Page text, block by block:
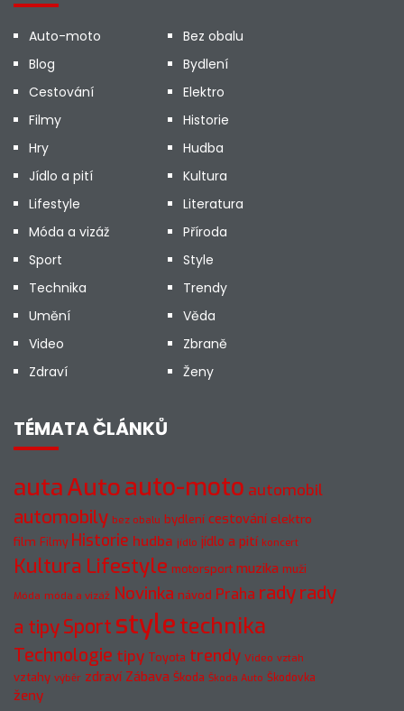
Auto-moto
Bez obalu
Blog
Bydlení
Cestování
Elektro
Filmy
Historie
Hry
Hudba
Jídlo a pití
Kultura
Lifestyle
Literatura
Móda a vizáž
Příroda
Sport
Style
Technika
Trendy
Umění
Věda
Video
Zbraně
Zdraví
Ženy
TÉMATA ČLÁNKŮ
autaAutoauto-moto automobil
automobily bez obalu bydlení cestování elektro
film Filmy Historie hudba jídlo jídlo a pití koncert
Kultura Lifestyle motorsport muzika muži
Móda móda a vizáž Novinka návod Praha radyrady
a tipySport styletechnika
Technologie tipy Toyota trendy Video vztah
vztahy výběr zdraví Zábava Škoda Škoda Auto Škodovka
ženy